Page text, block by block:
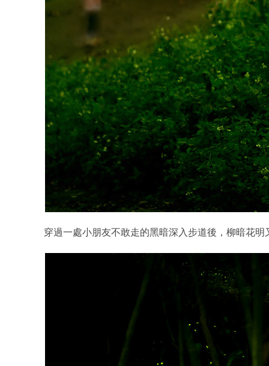
穿過一處小朋友不敢走的黑暗深入步道後，柳暗花